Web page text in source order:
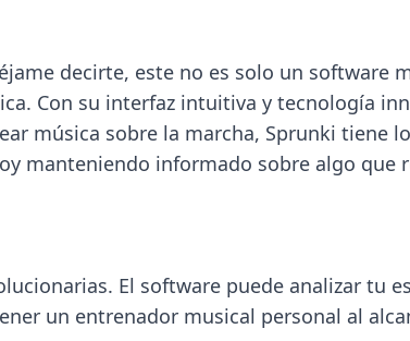
decirte, este no es solo un software
Con su interfaz intuitiva y tecnología
música sobre la marcha, Sprunki tiene
manteniendo informado sobre algo que
El software puede analizar tu
un entrenador musical personal al